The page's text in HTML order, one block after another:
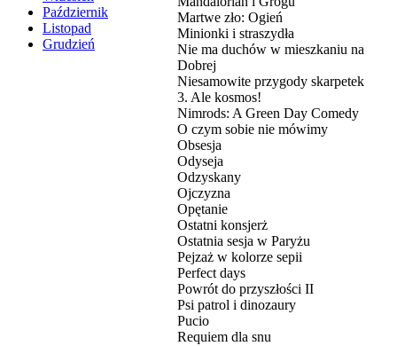
Październik
Listopad
Grudzień
Martwe zło: Ogień
Minionki i straszydła
Nie ma duchów w mieszkaniu na
Dobrej
Niesamowite przygody skarpetek
3. Ale kosmos!
Nimrods: A Green Day Comedy
O czym sobie nie mówimy
Obsesja
Odyseja
Odzyskany
Ojczyzna
Opętanie
Ostatni konsjerż
Ostatnia sesja w Paryżu
Pejzaż w kolorze sepii
Perfect days
Powrót do przyszłości II
Psi patrol i dinozaury
Pucio
Requiem dla snu